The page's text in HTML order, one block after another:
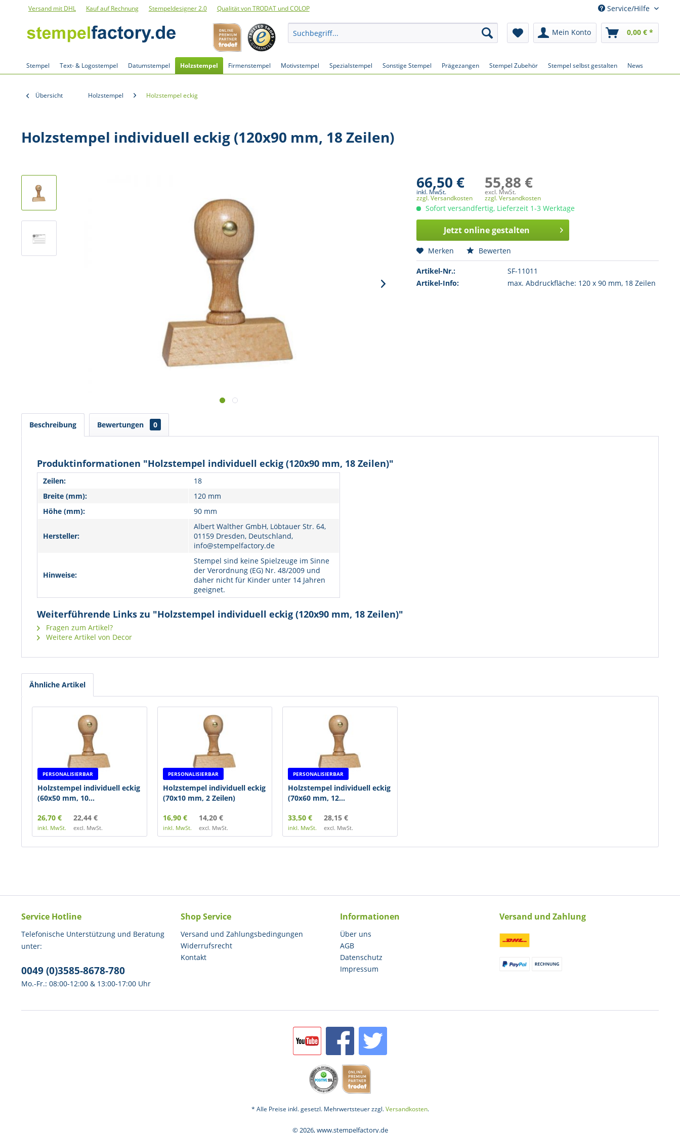
Versand mit DHL Kauf auf Rechnung Stempeldesigner 2.0 Qualität von TRODAT und COLOP Service/Hilfe
Mein Konto 0,00 € *
Stempel Text- & Logostempel Datumstempel Holzstempel Firmenstempel Motivstempel Spezialstempel Sonstige Stempel Prägezangen Stempel Zubehör Stempel selbst gestalten News
Übersicht Holzstempel Holzstempel eckig
Holzstempel individuell eckig (120x90 mm, 18 Zeilen)
66,50 €
inkl. MwSt.
zzgl. Versandkosten
55,88 €
excl. MwSt.
zzgl. Versandkosten
Sofort versandfertig, Lieferzeit 1-3 Werktage
Jetzt online gestalten
Merken Bewerten
Artikel-Nr.:
SF-11011
Artikel-Info:
max. Abdruckfläche: 120 x 90 mm, 18 Zeilen
Beschreibung Bewertungen 0
Produktinformationen "Holzstempel individuell eckig (120x90 mm, 18 Zeilen)"
Zeilen:
18
Breite (mm):
120 mm
Höhe (mm):
90 mm
Hersteller:
Albert Walther GmbH, Löbtauer Str. 64,
01159 Dresden, Deutschland,
info@stempelfactory.de
Hinweise:
Stempel sind keine Spielzeuge im Sinne
der Verordnung (EG) Nr. 48/2009 und
daher nicht für Kinder unter 14 Jahren
geeignet.
Weiterführende Links zu "Holzstempel individuell eckig (120x90 mm, 18 Zeilen)"
Fragen zum Artikel?
Weitere Artikel von Decor
Ähnliche Artikel
PERSONALISIERBAR
Holzstempel individuell eckig
(60x50 mm, 10...
26,70 €
inkl. MwSt.
22,44 €
excl. MwSt.
PERSONALISIERBAR
Holzstempel individuell eckig
(70x10 mm, 2 Zeilen)
16,90 €
inkl. MwSt.
14,20 €
excl. MwSt.
PERSONALISIERBAR
Holzstempel individuell eckig
(70x60 mm, 12...
33,50 €
inkl. MwSt.
28,15 €
excl. MwSt.
Service Hotline
Telefonische Unterstützung und Beratung
unter:
0049 (0)3585-8678-780
Mo.-Fr.: 08:00-12:00 & 13:00-17:00 Uhr
Shop Service
Versand und Zahlungsbedingungen
Widerrufsrecht
Kontakt
Informationen
Über uns
AGB
Datenschutz
Impressum
Versand und Zahlung
* Alle Preise inkl. gesetzl. Mehrwertsteuer zzgl.Versandkosten.
© 2026, www.stempelfactory.de